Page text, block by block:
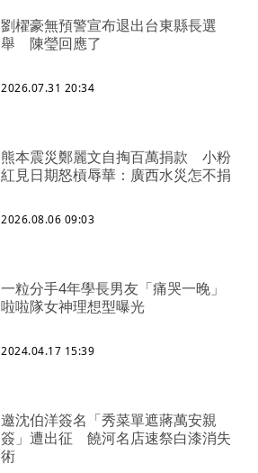
劉櫂豪無預警宣布退出台東縣長選
舉 陳瑩回應了
2026.07.31 20:34
熊本震災鄭麗文自掏百萬捐款 小粉
紅見日期怒槓辱華：廣西水災怎不捐
2026.08.06 09:03
一粒分手4年學長男友「痛哭一晚」
啦啦隊女神理想型曝光
2024.04.17 15:39
邀沈伯洋簽名「秀菜單遮蔣萬安親
簽」遭出征 饒河名店速祭白漆消失
術